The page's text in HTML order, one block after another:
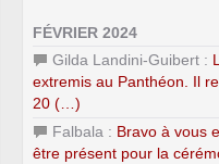
FÉVRIER 2024
Gilda Landini-Guibert :
extremis au Panthéon. Il
20 (…)
Falbala : Bravo à vous
être présent pour la